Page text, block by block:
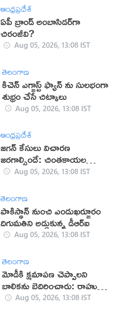
ఆంధ్రప్రదేశ్
ఏపీ బ్రాండ్ అంబాసిడర్‌గా
చిరంజీవి?
Aug 05, 2026, 13:08 IST
తెలంగాణ
కిచెన్ ఎగ్జాస్ట్ ఫ్యాన్ ను సులభంగా
శుభ్రం చేసే చిట్కాలు
Aug 05, 2026, 13:08 IST
ఆంధ్రప్రదేశ్
జగన్ కేసులు విచారణ
జరగాల్సిందే: చింతకాయల
విజయ్Aug 05, 2026, 13:08 IST
తెలంగాణ
పాకిస్థాన్‌ నుంచి ఎండుఖర్జూరం
దిగుమతిని అడ్డుకున్న డీఆర్‌ఐ
Aug 05, 2026, 13:08 IST
తెలంగాణ
మోడీకి క్షమాపణ చెప్పాలని
బాలికను బెదిరించారు: రాహుల్
గాంధీAug 05, 2026, 13:08 IST